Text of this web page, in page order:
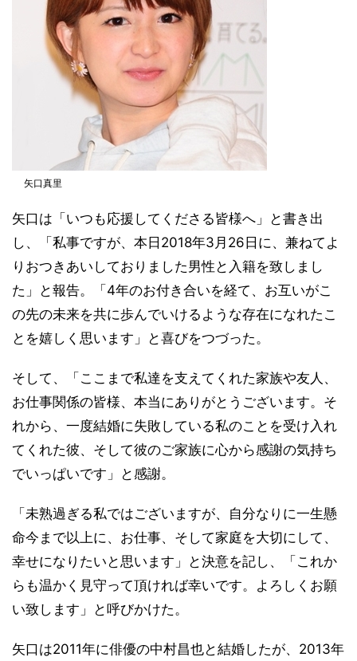
矢口真里
矢口は「いつも応援してくださる皆様へ」と書き出
し、「私事ですが、本日2018年3月26日に、兼ねてよ
りおつきあいしておりました男性と入籍を致しまし
た」と報告。「4年のお付き合いを経て、お互いがこ
の先の未来を共に歩んでいけるような存在になれたこ
とを嬉しく思います」と喜びをつづった。
そして、「ここまで私達を支えてくれた家族や友人、
お仕事関係の皆様、本当にありがとうございます。そ
れから、一度結婚に失敗している私のことを受け入れ
てくれた彼、そして彼のご家族に心から感謝の気持ち
でいっぱいです」と感謝。
「未熟過ぎる私ではございますが、自分なりに一生懸
命今まで以上に、お仕事、そして家庭を大切にして、
幸せになりたいと思います」と決意を記し、「これか
らも温かく見守って頂ければ幸いです。よろしくお願
い致します」と呼びかけた。
矢口は2011年に俳優の中村昌也と結婚したが、2013年